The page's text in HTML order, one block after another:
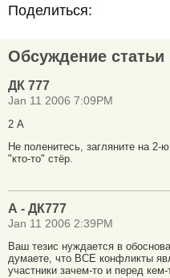
Поделиться:
Обсуждение статьи
ДК 777
Jan 11 2006 7:09PM
2 А
Не поленитесь, загляните на
"кто-то" стёр.
А - ДК777
Jan 11 2006 2:39PM
Ваш тезис нуждается в
думаете, что ВСЕ конфликты
участники зачем-то и перед